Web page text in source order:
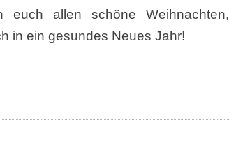
euch allen schöne Weihnachten,
in ein gesundes Neues Jahr!